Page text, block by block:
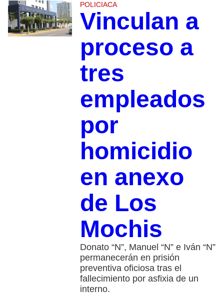
POLICIACA
Vinculan a
proceso a
tres
empleados
por
homicidio
en anexo
de Los
Mochis
Donato “N”, Manuel “N” e Iván “N”
permanecerán en prisión
preventiva oficiosa tras el
fallecimiento por asfixia de un
interno.